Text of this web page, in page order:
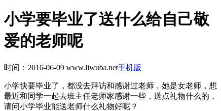
小学要毕业了送什么给自己敬
爱的老师呢
时间：2016-06-09 www.liwuba.net手机版
小学快要毕业了，都没去拜访和感谢过老师，她是女老师，想
最近和同学一起去班主任老师家感谢一些，送点礼物什么的，
请问小学毕业能送老师什么礼物好呢？